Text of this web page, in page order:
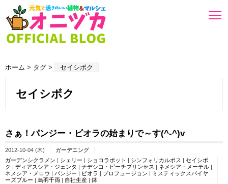
ホーム > タグ > セイシボク
セイシボク
さぁ！パンジー・ビオラの始まりで～す(^-^)v
2012-10-04 (木)
ガーデニング
ガーデンシクラメン | シェリー | ショコラポット | シンフォリカルポス | セイシボ
ク | ディアスシア・ジェンタ | ナデシコ・ピーチプリンセス | ネメシア・メーテル |
ネメシア・メロウ | パンジー | ビオラ | プロフュージョン | ミスティックスパイヤ
ーズブルー | 烏羽千両 | 自社生産 | 鉢